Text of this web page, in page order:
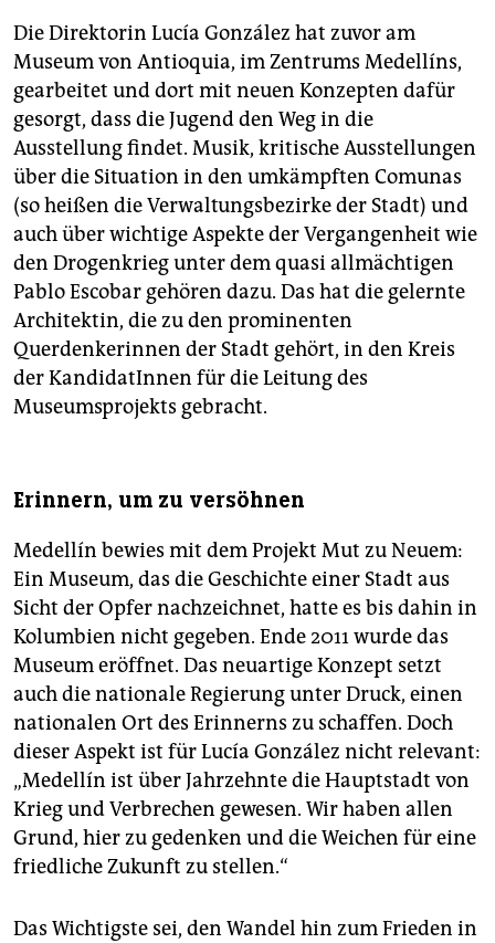
Die Direktorin Lucía González hat zuvor am
Museum von Antioquia, im Zentrums Medellíns,
gearbeitet und dort mit neuen Konzepten dafür
gesorgt, dass die Jugend den Weg in die
Ausstellung findet. Musik, kritische Ausstellungen
über die Situation in den umkämpften Comunas
(so heißen die Verwaltungsbezirke der Stadt) und
auch über wichtige Aspekte der Vergangenheit wie
den Drogenkrieg unter dem quasi allmächtigen
Pablo Escobar gehören dazu. Das hat die gelernte
Architektin, die zu den prominenten
Querdenkerinnen der Stadt gehört, in den Kreis
der KandidatInnen für die Leitung des
Museumsprojekts gebracht.
Erinnern, um zu versöhnen
Medellín bewies mit dem Projekt Mut zu Neuem:
Ein Museum, das die Geschichte einer Stadt aus
Sicht der Opfer nachzeichnet, hatte es bis dahin in
Kolumbien nicht gegeben. Ende 2011 wurde das
Museum eröffnet. Das neuartige Konzept setzt
auch die nationale Regierung unter Druck, einen
nationalen Ort des Erinnerns zu schaffen. Doch
dieser Aspekt ist für Lucía González nicht relevant:
„Medellín ist über Jahrzehnte die Hauptstadt von
Krieg und Verbrechen gewesen. Wir haben allen
Grund, hier zu gedenken und die Weichen für eine
friedliche Zukunft zu stellen.“
Das Wichtigste sei, den Wandel hin zum Frieden in